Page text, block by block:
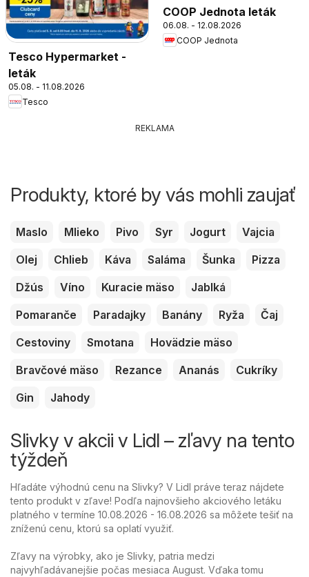
Tesco Hypermarket -
leták
05.08. - 11.08.2026
Tesco
COOP Jednota leták
06.08. - 12.08.2026
COOP Jednota
REKLAMA
Produkty, ktoré by vás mohli zaujať
Maslo Mlieko Pivo Syr Jogurt
Vajcia
Olej
Chlieb Káva Saláma Šunka
Pizza
Džús
Víno Kuracie mäso
Jablká
Pomaranče
Paradajky Banány Ryža
Čaj
Cestoviny
Smotana
Hovädzie mäso
Bravčové mäso
Rezance Ananás
Cukríky
Gin
Jahody
Slivky v akcii v Lidl – zľavy na tento
týždeň
Hľadáte výhodnú cenu na Slivky? V Lidl práve teraz nájdete
tento produkt v zľave! Podľa najnovšieho akciového letáku
platného v termíne 10.08.2026 - 16.08.2026 sa môžete tešiť na
zníženú cenu, ktorú sa oplatí využiť.
Zľavy na výrobky, ako je Slivky, patria medzi
najvyhľadávanejšie počas mesiaca August. Vďaka tomu